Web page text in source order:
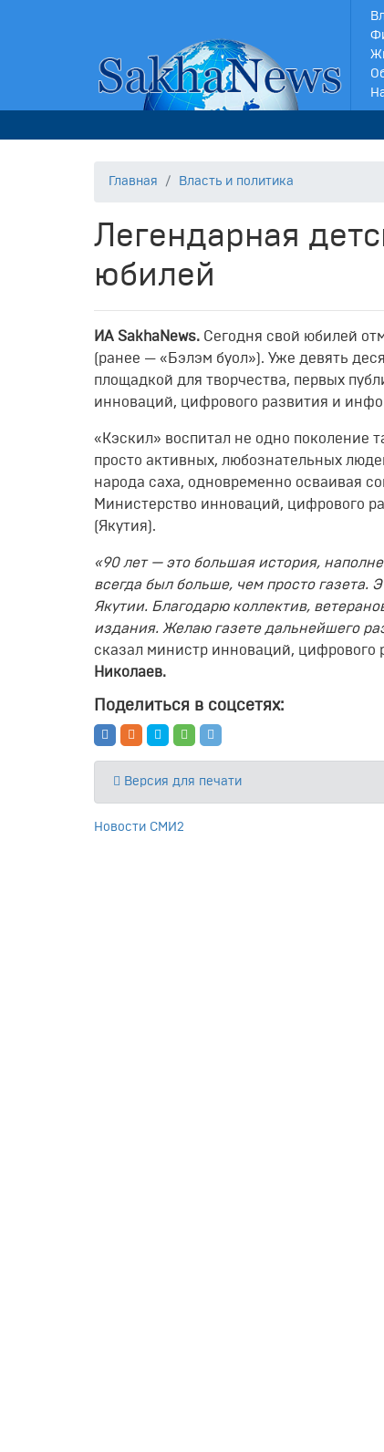
Главная Власть и политика
Легендарная
юбилей
ИА SakhaNews. Сегодня свой юбилей
(ранее — «Бэлэм буол»). Уже девять
площадкой для творчества, первых
инноваций, цифрового развития и
«Кэскил» воспитал не одно поколение
просто активных, любознательных
народа саха, одновременно осваивая
Министерство инноваций, цифрового
(Якутия).
«90 лет — это большая история,
всегда был больше, чем просто газета.
Якутии. Благодарю коллектив,
издания. Желаю газете дальнейшего
сказал министр инноваций,
Николаев.
Поделиться в соцсетях:
Версия для печати
Новости СМИ2